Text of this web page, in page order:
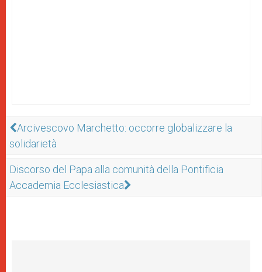
Arcivescovo Marchetto: occorre globalizzare la
solidarietà
Discorso del Papa alla comunità della Pontificia
Accademia Ecclesiastica